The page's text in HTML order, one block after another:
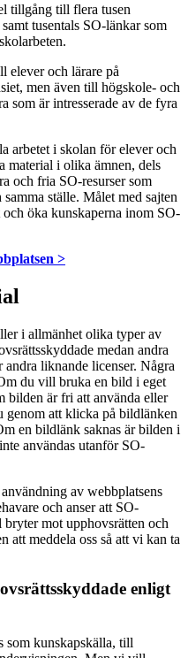
tillgång till flera tusen
tusentals SO-länkar som
elever och lärare på
men även till högskole- och
som är intresserade av de fyra
arbetet i skolan för elever och
material i olika ämnen, dels
och fria SO-resurser som
ställe. Målet med sajten
öka kunskaperna inom SO-
>
i allmänhet olika typer av
medan andra
liknande licenser. Några
du vill bruka en bild i eget
bilden är fri att använda eller
att klicka på bildlänken
en bildlänk saknas är bilden i
användas utanför SO-
av webbplatsens
och anser att SO-
mot upphovsrätten och
att meddela oss så att vi kan ta
enligt
som kunskapskälla, till